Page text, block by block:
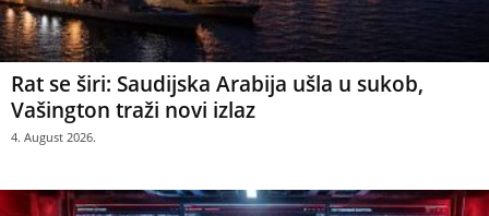
Rat se širi: Saudijska Arabija ušla u sukob,
Vašington traži novi izlaz
4. August 2026.